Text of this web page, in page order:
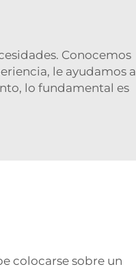
Conocemos
le ayudamos a
lo fundamental es
colocarse sobre un